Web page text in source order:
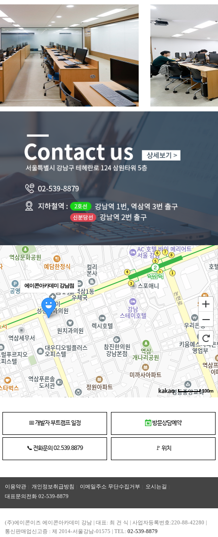
하지만 만약 배우고자 하는 열의 없이 강의를 켜두기만 하실
생각이시라면 추천드리지는 않습니다.
비대면으로 이루어진 강의라는 것을 감안하더라도 태만한
태도를 가지신다면 강의 진행 중에는 물라도
프로젝트에서 큰 걸림돌이 되실 가능성이 큽니다.
그럼에도 스스로 본인의 실력을 향상시키고자 하시는
분들에겐 매우 도움이 되시리라 생각합니다.
└ 멋진 강의를 들었습니다! 취직 역시도 성공했습니다!
늦은 나이에 배움을 신청해서 듣게 됐지만 강사님과
매니저님께서 많은 도움과 신경을 써주셔서
끝까지 들을 수 있었습니다. 많은 감사를 느끼고 있습니다
직무변경을 위해 해당 과정을 수강하고, 개발직무에 대한
역량을 늘리는데 많은 도움이 되었습니다.
전반적으로 만족스러운 과정이었습니다
강사님께서 비전공자도 알아듣기 쉽게 설명해주셔서
또한 강사님 외의 매니저님 등 다른 학원 직원분들께서도
친절하시고 잘 상담해주셔서 좋았습니다.
└매니저님도 친철하게 알려주시고 강사님도 수업도 잘하시고
모르는 부분을 질문하면 친절하고 잘 알려주셔서 너무
좋았습니다
비전공자인 제가 듣기에도어렵지 않게 수업 내용을
풀어주시면서 친절하게 설명 해주시고,
자습시간도 주시면서 수업에 집중할 수 있게끔 잘
짜여있습니다.
매니저님도 굉장히 잘 챙겨주셔서 본인이 수업 내용과 취업에
욕심을 낸다면 더더욱 좋은 강의라고 생각합니다.
└ 이정호 선생님의 수업 실력은 정말 최고입니다!
처음 배우는 사람들에게 맞춰 자세하고 알기 쉽게 알려주실 뿐
아니라 전공자였던 저도 부족했던 기초 지식을 차근차근 다시
쌓기에
정말 좋은 수업이었습니다! 또한, 책으로 수업 하는 지루한
수업이 아닌 선생님께서 직접 코딩하시고, 학생들도 같이
코딩하는 실습 위주의 수업을 해
전혀 지루하지 않은 수업이었습니다. 자습 시간도 충분히
주셔서 그날 배운 내용을 그때그때 복습할 수 있도록 해주셔서
정말 좋았습니다 매니저님의 관리 또한 정말
좋았습니다.매니저님의 관리 덕분에 정신 차리고 수업에 잘
참여할 수 있었고, 나태해지지 않아 정말 좋았습니다!
▶에이콘 아카데미 개강중인 과정
보기
에이콘아카데미 강남점
100m
📅개발자 부트캠프 일정 방문상담예약
📞전화문의 02.539.8879 🚩 위치
이용약관 개인정보취급방침 이메일주소 무단수집거부
오시는길
대표문의전화 02-539-8879
(주)에이콘이즈 에이콘아카데미 강남 | 대표: 최 건 식 | 사업자등록번호:220-88-42280 |
통신판매업신고증 : 제 2014-서울강남-01575 | TEL: 02-539-8879